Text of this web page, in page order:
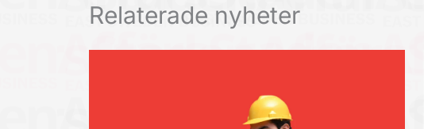
Relaterade nyheter